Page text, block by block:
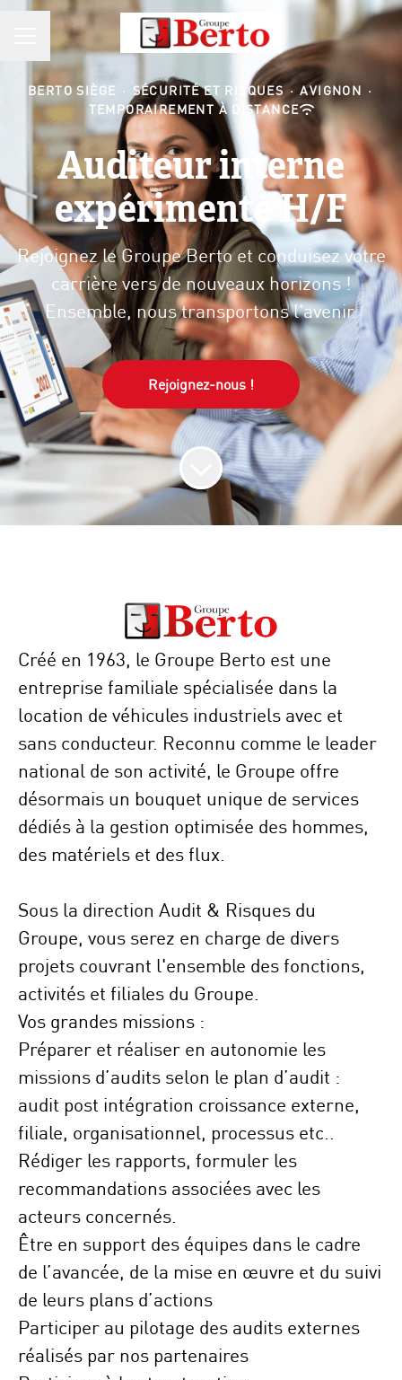
MENU CARRIÈRE
BERTO SIÈGE · SÉCURITÉ ET RISQUES · AVIGNON ·
TEMPORAIREMENT À DISTANCE
Auditeur interne
expérimenté H/F
Rejoignez le Groupe Berto et conduisez votre
carrière vers de nouveaux horizons !
Ensemble, nous transportons l'avenir.
Rejoignez-nous !
Créé en 1963, le Groupe Berto est une
entreprise familiale spécialisée dans la
location de véhicules industriels avec et
sans conducteur. Reconnu comme le leader
national de son activité, le Groupe offre
désormais un bouquet unique de services
dédiés à la gestion optimisée des hommes,
des matériels et des flux.
Sous la direction Audit & Risques du
Groupe, vous serez en charge de divers
projets couvrant l'ensemble des fonctions,
activités et filiales du Groupe.
Vos grandes missions :
Préparer et réaliser en autonomie les
missions d’audits selon le plan d’audit :
audit post intégration croissance externe,
filiale, organisationnel, processus etc..
Rédiger les rapports, formuler les
recommandations associées avec les
acteurs concernés.
Être en support des équipes dans le cadre
de l’avancée, de la mise en œuvre et du suivi
de leurs plans d’actions
Participer au pilotage des audits externes
réalisés par nos partenaires